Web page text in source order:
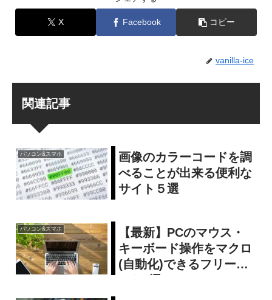
X Facebook コピー
vanilla-ice
関連記事
パソコン&スマホ
画像のカラーコードを調
べることが出来る便利な
サイト５選
パソコン&スマホ
【最新】PCのマウス・
キーボード操作をマクロ
(自動化)できるフリーソ